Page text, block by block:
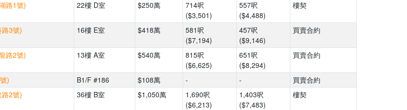
路1號) 22樓 D室 $250萬
714呎
($3,501)
557呎
($4,488)
樓契
3號) 16樓 E室 $418萬
581呎
($7,194)
457呎
($9,146)
買賣合約
路2號) 13樓 A室 $540萬
815呎
($6,625)
651呎
($8,294)
買賣合約
) B1/F #186 $108萬 - -
買賣合約
2號) 36樓 B室 $1,050萬
1,690呎
($6,213)
1,403呎
($7,483)
樓契